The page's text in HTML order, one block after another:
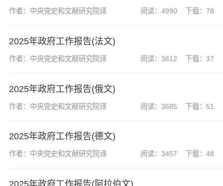
作者：中央党史和文献研究院译 阅读：4990 下载：78
2025年政府工作报告(法文)
作者：中央党史和文献研究院译 阅读：3612 下载：37
2025年政府工作报告(俄文)
作者：中央党史和文献研究院译 阅读：3685 下载：51
2025年政府工作报告(德文)
作者：中央党史和文献研究院译 阅读：3457 下载：48